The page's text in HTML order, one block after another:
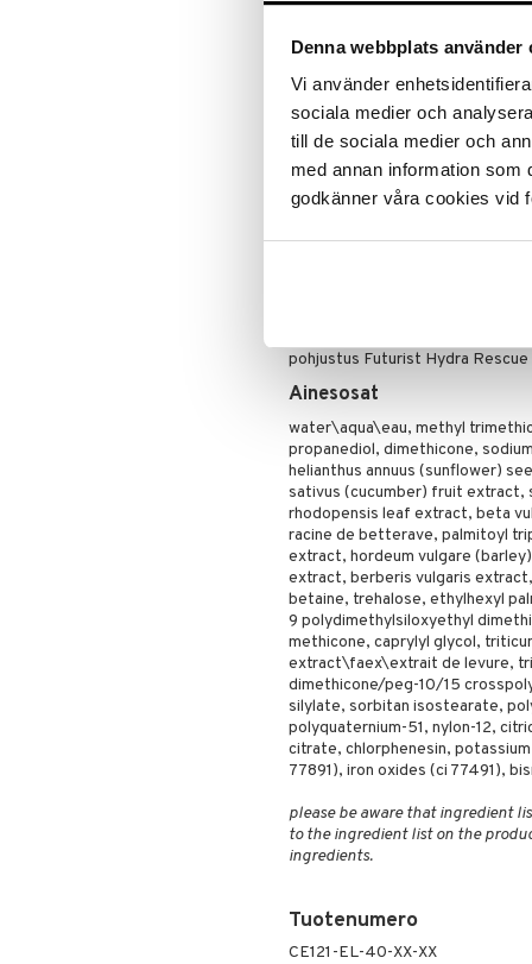
Denna webbplats använder
Vi använder
sociala medier och
till de sociala medier och
med annan information som
godkänner våra cookies vid
Sisältää luonnollisesti
Koostumus:
Ei sisällä keinotekoisia hajusteita
Ei sisällä kuivattavaa alkoholia
Käyttö
pohjustus Futurist Hydra
Ainesosat
water\aqua\eau, methyl
propanediol, dimethicone,
helianthus annuus (sunflower)
sativus (cucumber) fruit extract,
rhodopensis leaf extract, beta
racine de betterave, palmitoyl
extract, hordeum vulgare
extract, berberis vulgaris
betaine, trehalose, ethylhexyl
9 polydimethylsiloxyethyl
methicone, caprylyl glycol,
extract\faex\extrait de levure,
dimethicone/peg-10/15
silylate, sorbitan isostearate,
polyquaternium-51, nylon-12,
citrate, chlorphenesin,
77891), iron oxides (ci 77491),
please be aware that ingredient
to the ingredient list on the
ingredients.
Tuotenumero
CE121-EL-40-XX-XX